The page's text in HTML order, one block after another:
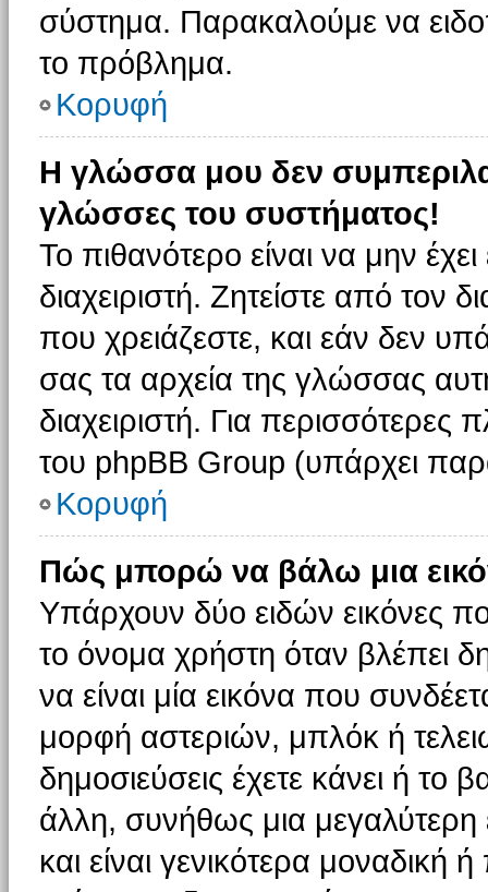
σύστημα. Παρακαλούμε να
το πρόβλημα.
Κορυφή
Η γλώσσα μου δεν
γλώσσες του συστήματος!
Το πιθανότερο είναι να μην
διαχειριστή. Ζητείστε από τον
που χρειάζεστε, και εάν δεν
σας τα αρχεία της γλώσσας
διαχειριστή. Για περισσότερες
του phpBB Group (υπάρχει
Κορυφή
Πώς μπορώ να βάλω μια
Υπάρχουν δύο ειδών εικόνες
το όνομα χρήστη όταν βλέπει
να είναι μία εικόνα που
μορφή αστεριών, μπλόκ ή
δημοσιεύσεις έχετε κάνει ή
άλλη, συνήθως μια
και είναι γενικότερα